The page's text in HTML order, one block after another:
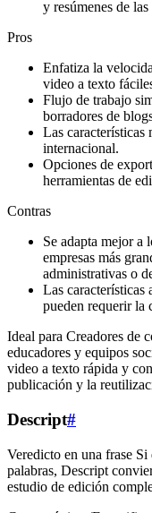
y resúmenes de
Pros
Enfatiza la
video a texto
Flujo de trabajo
borradores de
Las características
internacional.
Opciones de
herramientas de
Contras
Se adapta mejor a
empresas más
administrativas o
Las características
pueden requerir la
Ideal para Creadores de
educadores y equipos
video a texto rápida y
publicación y la
Descript#
Veredicto en una frase
palabras, Descript
estudio de edición